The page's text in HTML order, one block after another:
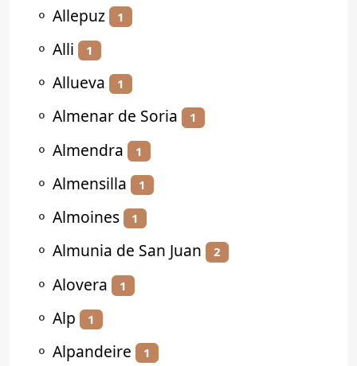
⚬ Allepuz 1
⚬ Alli 1
⚬ Allueva 1
⚬ Almenar de Soria 1
⚬ Almendra 1
⚬ Almensilla 1
⚬ Almoines 1
⚬ Almunia de San Juan 2
⚬ Alovera 1
⚬ Alp 1
⚬ Alpandeire 1